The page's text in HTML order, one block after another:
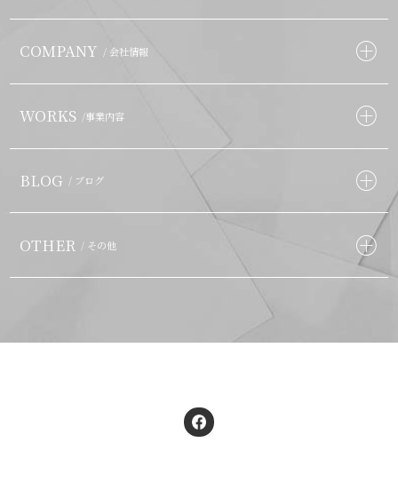
COMPANY / 会社情報
WORKS /事業内容
BLOG / ブログ
OTHER / その他